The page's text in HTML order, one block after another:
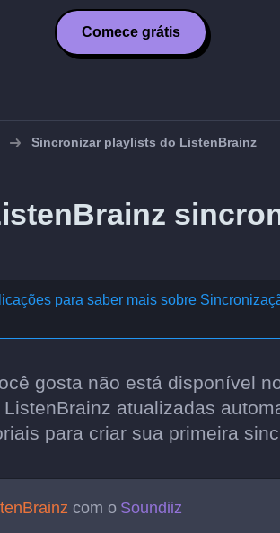
Comece grátis
Sincronizar playlists do ListenBrainz
para saber mais sobre
gosta não está disponível
atualizadas
para criar sua primeira
com o Soundiiz